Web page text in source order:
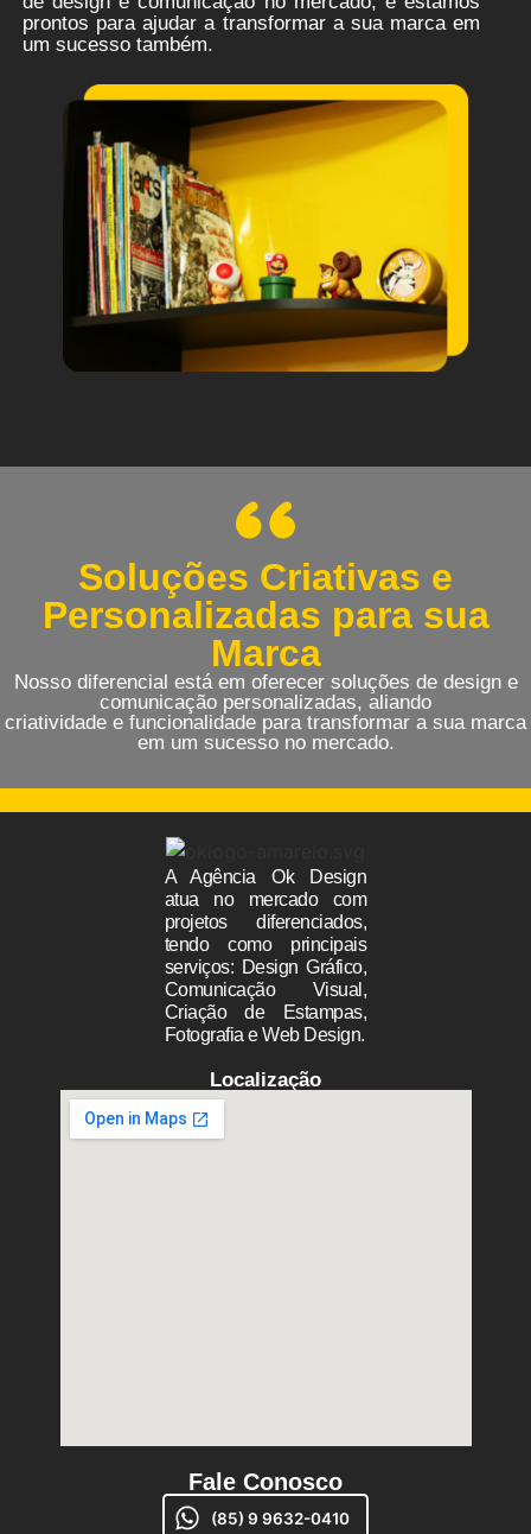
prontos para ajudar a transformar a sua marca em
um sucesso também.
Soluções Criativas e
Personalizadas para sua
Marca
Nosso diferencial está em oferecer soluções de design e
comunicação personalizadas, aliando
criatividade e funcionalidade para transformar a sua marca
em um sucesso no mercado.
A Agência Ok Design
atua no mercado com
projetos diferenciados,
tendo como principais
serviços: Design Gráfico,
Comunicação Visual,
Criação de Estampas,
Fotografia e Web Design.
Localização
Fale Conosco
(85) 9 9632-0410